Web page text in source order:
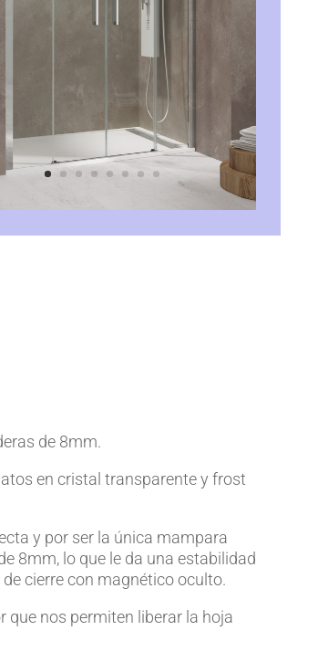
de 8mm.
en cristal transparente y frost
y por ser la única mampara
8mm, lo que le da una estabilidad
cierre con magnético oculto.
nos permiten liberar la hoja